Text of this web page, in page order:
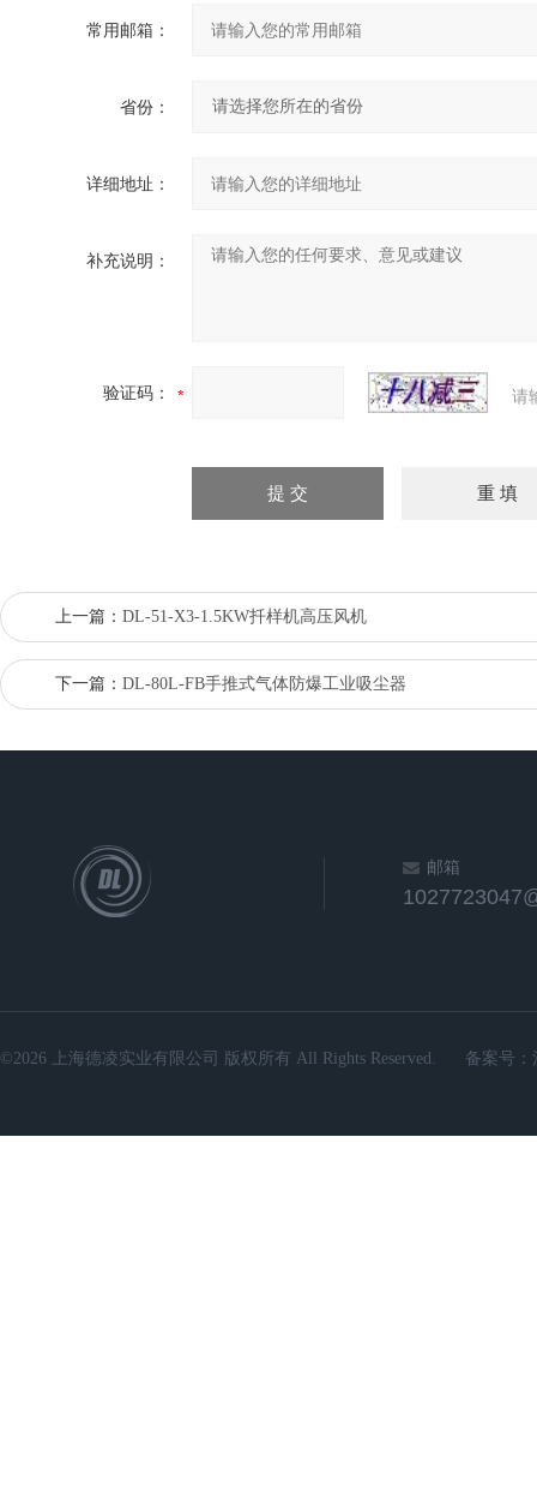
常用邮箱：
省份：
详细地址：
补充说明：
验证码： 请
上一篇： DL-51-X3-1.5KW扦样机高压风机
下一篇： DL-80L-FB手推式气体防爆工业吸尘器
邮箱
©2026 上海德凌实业有限公司 版权所有 All Rights Reserved. 备案号：